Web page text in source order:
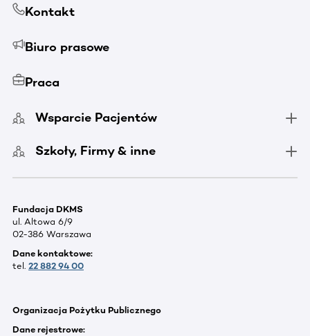
Kontakt
Biuro prasowe
Praca
Wsparcie Pacjentów
Szkoły, Firmy & inne
Fundacja DKMS
ul. Altowa 6/9
02-386 Warszawa
Dane kontaktowe:
tel. 22 882 94 00
Organizacja Pożytku Publicznego
Dane rejestrowe: